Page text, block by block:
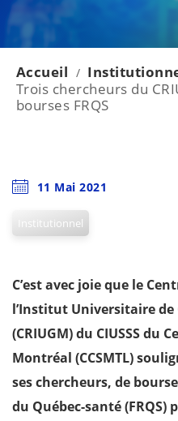
Accueil /
Trois chercheurs du
bourses FRQS
11 Mai 2021
Institutionnel
C’est avec joie que le
l’Institut Universitaire
(CRIUGM) du CIUSSS du
Montréal (CCSMTL)
ses chercheurs, de
du Québec-santé